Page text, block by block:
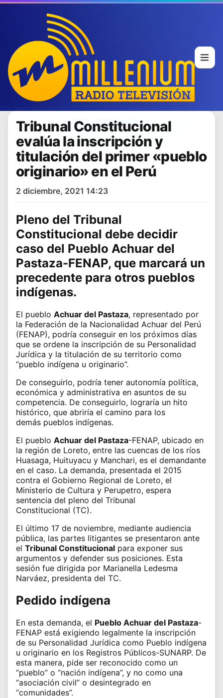
Tribunal Constitucional
evalúa la inscripción y
titulación del primer «pueblo
originario» en el Perú
2 diciembre, 2021 14:23
Pleno del Tribunal
Constitucional debe decidir
caso del Pueblo Achuar del
Pastaza-FENAP, que marcará un
precedente para otros pueblos
indígenas.
El pueblo Achuar del Pastaza, representado por
la Federación de la Nacionalidad Achuar del Perú
(FENAP), podría conseguir en los próximos días
que se ordene la inscripción de su Personalidad
Jurídica y la titulación de su territorio como
“pueblo indígena u originario”.
De conseguirlo, podría tener autonomía política,
económica y administrativa en asuntos de su
competencia. De conseguirlo, lograría un hito
histórico, que abriría el camino para los
demás pueblos indígenas.
El pueblo Achuar del Pastaza-FENAP, ubicado en
la región de Loreto, entre las cuencas de los ríos
Huasaga, Huituyacu y Manchari, es el demandante
en el caso. La demanda, presentada el 2015
contra el Gobierno Regional de Loreto, el
Ministerio de Cultura y Perupetro, espera
sentencia del pleno del Tribunal
Constitucional (TC).
El último 17 de noviembre, mediante audiencia
pública, las partes litigantes se presentaron ante
el Tribunal Constitucional para exponer sus
argumentos y defender sus posiciones. Esta
sesión fue dirigida por Marianella Ledesma
Narváez, presidenta del TC.
Pedido indígena
En esta demanda, el Pueblo Achuar del Pastaza-
FENAP está exigiendo legalmente la inscripción
de su Personalidad Jurídica como Pueblo indígena
u originario en los Registros Públicos-SUNARP. De
esta manera, pide ser reconocido como un
“pueblo” o “nación indígena”, y no como una
“asociación civil” o desintegrado en
“comunidades”.